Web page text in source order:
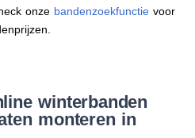
onze bandenzoekfunctievoor
winterbanden
monteren in